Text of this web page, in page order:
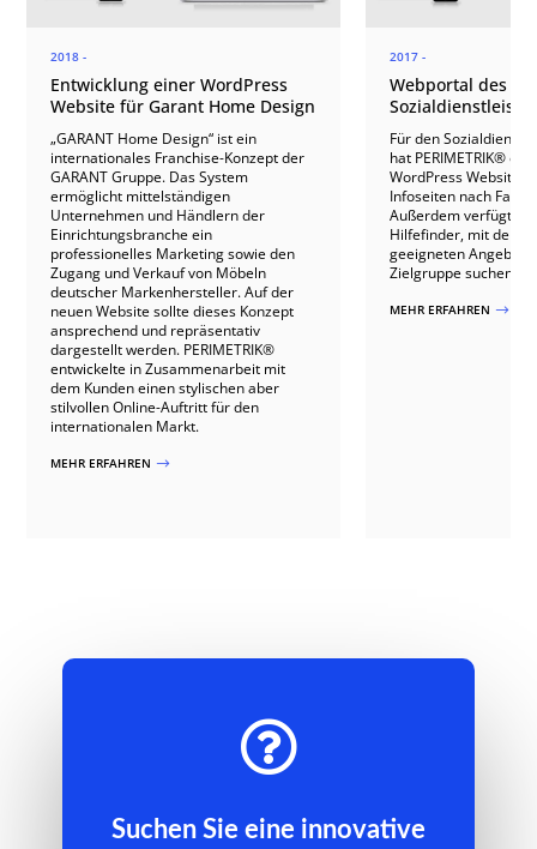
2018 -
Entwicklung einer WordPress
Website für Garant Home Design
„GARANT Home Design“ ist ein
internationales Franchise-Konzept der
GARANT Gruppe. Das System
ermöglicht mittelständigen
Unternehmen und Händlern der
Einrichtungsbranche ein
professionelles Marketing sowie den
Zugang und Verkauf von Möbeln
deutscher Markenhersteller. Auf der
neuen Website sollte dieses Konzept
ansprechend und repräsentativ
dargestellt werden. PERIMETRIK®
entwickelte in Zusammenarbeit mit
dem Kunden einen stylischen aber
stilvollen Online-Auftritt für den
internationalen Markt.
MEHR ERFAHREN $
2017 -
Webportal des
Für den
hat PERIMETRIK®
WordPress Website
Infoseiten nach
Außerdem verfügt
Hilfefinder, mit dem
geeigneten
Zielgruppe suchen
MEHR ERFAHREN $

Suchen Sie eine innovative